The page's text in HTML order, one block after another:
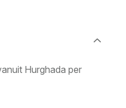
Hurghada per